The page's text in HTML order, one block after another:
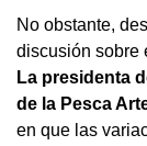
No obstante,
discusión sobre
La presidenta
de la Pesca
en que las